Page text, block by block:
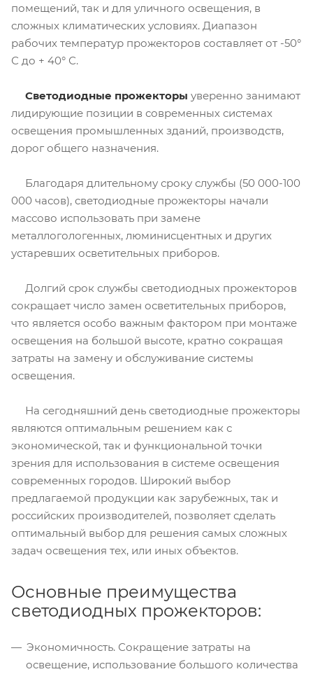
помещений, так и для уличного освещения, в
сложных климатических условиях. Диапазон
рабочих температур прожекторов составляет от -50°
С до + 40° С.
Светодиодные прожекторы уверенно занимают
лидирующие позиции в современных системах
освещения промышленных зданий, производств,
дорог общего назначения.
Благодаря длительному сроку службы (50 000-100
000 часов), светодиодные прожекторы начали
массово использовать при замене
металлогологенных, люминисцентных и других
устаревших осветительных приборов.
Долгий срок службы светодиодных прожекторов
сокращает число замен осветительных приборов,
что является особо важным фактором при монтаже
освещения на большой высоте, кратно сокращая
затраты на замену и обслуживание системы
освещения.
На сегодняшний день светодиодные прожекторы
являются оптимальным решением как с
экономической, так и функциональной точки
зрения для использования в системе освещения
современных городов. Широкий выбор
предлагаемой продукции как зарубежных, так и
российских производителей, позволяет сделать
оптимальный выбор для решения самых сложных
задач освещения тех, или иных объектов.
Основные преимущества
светодиодных прожекторов:
Экономичность. Сокращение затраты на
освещение, использование большого количества